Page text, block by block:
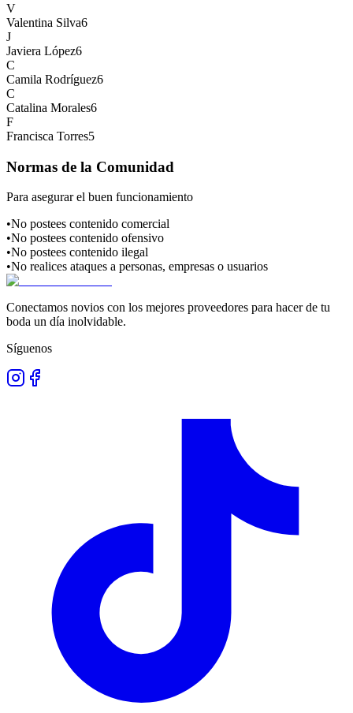
V
Valentina Silva6
J
Javiera López6
C
Camila Rodríguez6
C
Catalina Morales6
F
Francisca Torres5
Normas de la Comunidad
Para asegurar el buen funcionamiento
•No postees contenido comercial
•No postees contenido ofensivo
•No postees contenido ilegal
•No realices ataques a personas, empresas o usuarios
Conectamos novios con los mejores proveedores para hacer de tu
boda un día inolvidable.
Síguenos